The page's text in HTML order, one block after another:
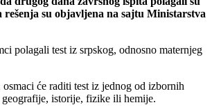
rešenja su objavljena na sajtu Ministarstva
polagali test iz srpskog, odnosno maternjeg
osmaci će raditi test iz jednog od izbornih
istorije, fizike ili hemije.